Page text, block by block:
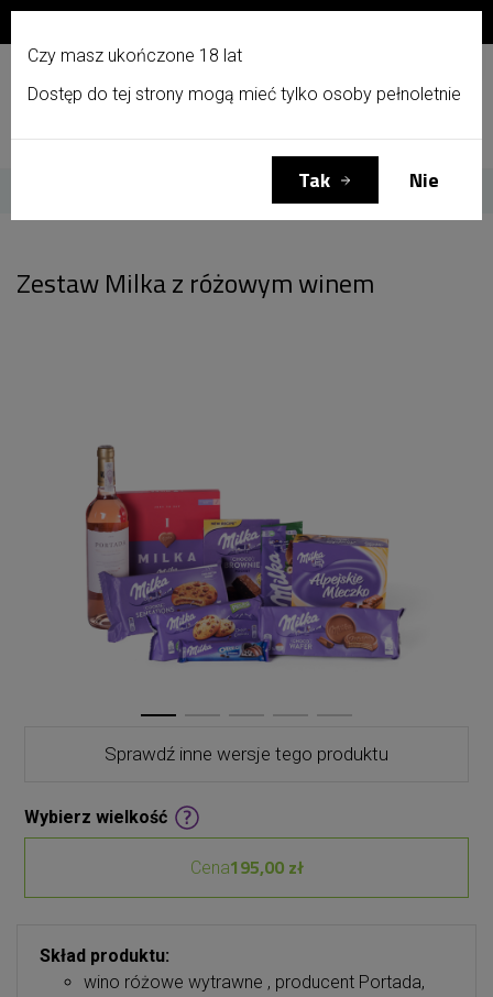
Menu Zaloguj się Koszyk (0)
Zestaw Milka z różowym winem
Zestaw Milka z różowym winem
Sprawdź inne wersje tego produktu
Wybierz wielkość
Cena195,00 zł
Skład produktu:
wino różowe wytrawne , producent Portada,
Czy masz ukończone 18 lat
Dostęp do tej strony mogą mieć tylko osoby pełnoletnie
Tak Nie